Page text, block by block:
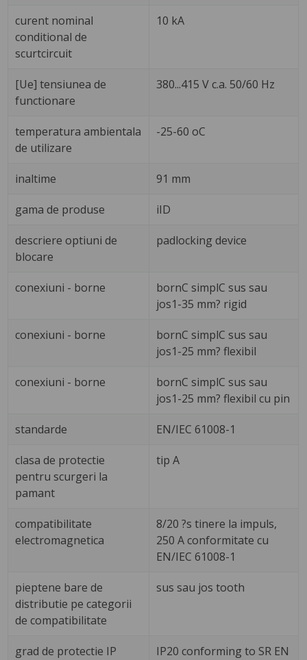
curent nominal
conditional de
scurtcircuit
10 kA
[Ue] tensiunea de
functionare
380...415 V c.a. 50/60 Hz
temperatura ambientala
de utilizare
-25-60 oC
inaltime 91 mm
gama de produse iID
descriere optiuni de
blocare
padlocking device
conexiuni - borne
bornC simplC sus sau
jos1-35 mm? rigid
conexiuni - borne
bornC simplC sus sau
jos1-25 mm? flexibil
conexiuni - borne
bornC simplC sus sau
jos1-25 mm? flexibil cu pin
standarde EN/IEC 61008-1
clasa de protectie
pentru scurgeri la
pamant
tip A
compatibilitate
electromagnetica
8/20 ?s tinere la impuls,
250 A conformitate cu
EN/IEC 61008-1
pieptene bare de
distributie pe categorii
de compatibilitate
sus sau jos tooth
grad de protectie IP IP20 conforming to SR EN